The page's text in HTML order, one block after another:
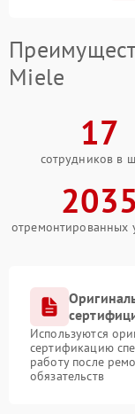
Miele
17
сотрудников в
2035
отремонтированных
Используются
сертификацию
работу после
обязательств